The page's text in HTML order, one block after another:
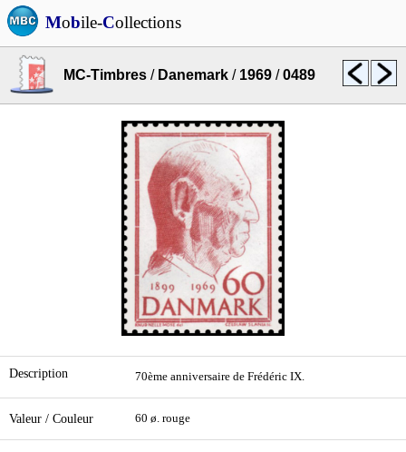
Mobile-Collections
MC-Timbres / Danemark / 1969 /0489
Description 70ème anniversaire de Frédéric IX.
Valeur / Couleur 60 ø. rouge